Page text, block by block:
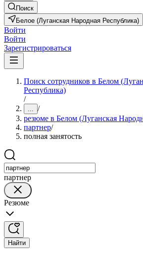
Поиск
Белое (Луганская Народная Республика)
Войти
Войти
Зарегистрироваться
Поиск сотрудников в Белом
Республика)
/
... /
резюме в Белом (Луганская
партнер/
полная занятость
партнер
Резюме
Найти